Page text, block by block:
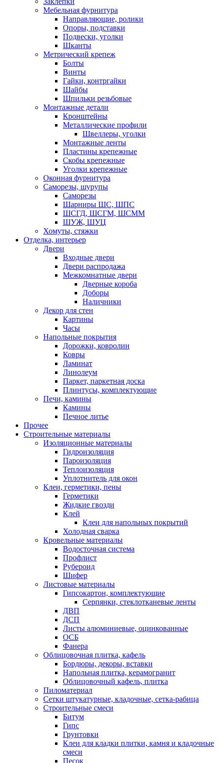
Мебельная фурнитура
Направляющие, ролики
Опоры, подставки
Подвески, уголки
Шканты
Метрический крепеж
Болты
Винты
Гайки, контргайки
Шайбы
Шпильки резьбовые
Монтажные детали
Кронштейны
Металлические профили
Швеллеры, уголки
Монтажные ленты
Пластины крепежные
Скобы крепежные
Уголки крепежные
Оконная фурнитура
Саморезы, шурупы
Саморезы
Шарниры ШС, ШПС
ШСГД, ШСГМ, ШСММ
ШУЖ, ШУЦ
Хомуты, стяжки
Отделка, интерьер
Двери
Входные двери
Двери распродажа
Межкомнатные двери
Дверные короба
Доборы
Наличники
Декор для стен
Картины
Часы
Напольные покрытия
Дорожки, ковролин
Ковры
Ламинат
Линолеум
Паркет, паркетная доска
Плинтусы, комплектующие
Печи, камины
Камины
Печное литье
Прочее
Строительные материалы
Изоляционные материалы
Гидроизоляция
Пароизоляция
Теплоизоляция
Уплотнитель для окон
Клеи, герметики, пены
Герметики
Жидкие гвозди
Клей
Клеи для напольных покрытий
Холодная сварка
Кровельные материалы
Водосточная система
Профлист
Рубероид
Шифер
Листовые материалы
Гипсокартон, комплектующие
Серпянки, стеклотканевые ленты
ДВП
ДСП
Листы алюминиевые, оцинкованные
ОСБ
Фанера
Облицовочная плитка, кафель
Бордюры, декоры, вставки
Напольная плитка, керамогранит
Облицовочный кафель, плитка
Пиломатериал
Сетки штукатурные, кладочные, сетка-рабица
Строительные смеси
Битум
Гипс
Грунтовки
Клеи для кладки плитки, камня и кладочные
смеси
Песок